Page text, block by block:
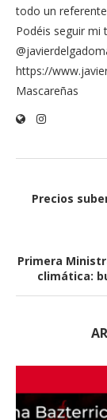
todo un
Podéis seguir
https://
Mascareñas
Precios
Primera
climática: